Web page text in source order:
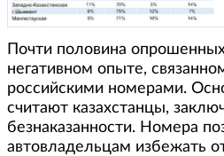
Почти половина
негативном опыте,
российскими номерами.
считают казахстанцы,
безнаказанности. Номера
автовладельцам избежать